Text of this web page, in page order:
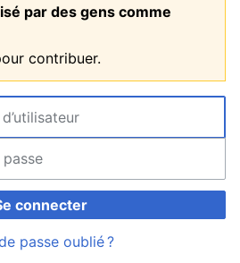
par des gens comme
contribuer.
connecter
passe oublié ?